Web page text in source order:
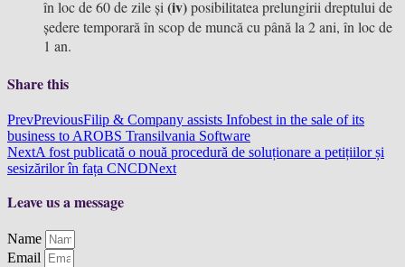
în loc de 60 de zile și (iv)posibilitatea prelungirii dreptului de
ședere temporară în scop de muncă cu până la 2 ani, în loc de
1 an.
Share this
PrevPreviousFilip & Company assists Infobest in the sale of its
business to AROBS Transilvania Software
NextA fost publicată o nouă procedură de soluționare a petițiilor și
sesizărilor în fața CNCDNext
Leave us a message
Name
Email